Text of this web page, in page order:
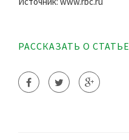
РАССКАЗАТЬ О СТАТЬЕ